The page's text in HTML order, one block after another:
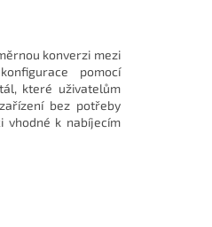
konverzi mezi
pomocí
které uživatelům
bez potřeby
vhodné k nabíjecím